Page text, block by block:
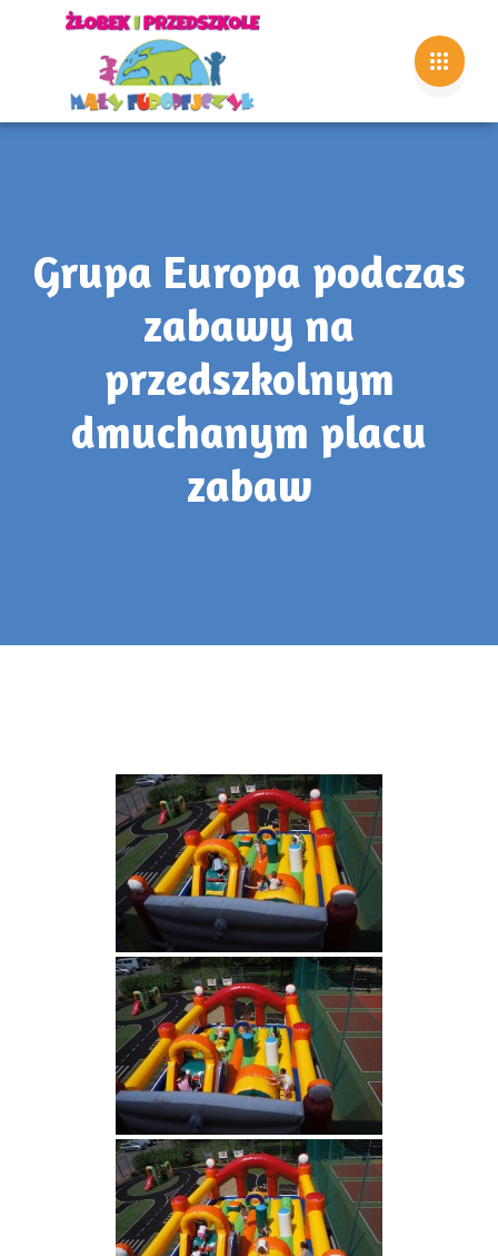
Grupa Europa podczas
zabawy na
przedszkolnym
dmuchanym placu
zabaw